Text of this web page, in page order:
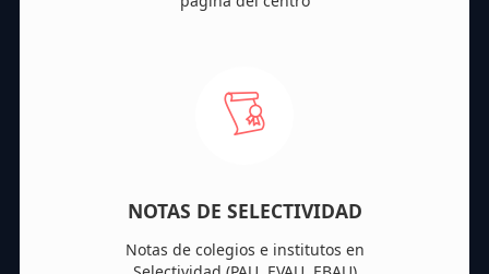
NOTAS DE SELECTIVIDAD
Notas de colegios e institutos en